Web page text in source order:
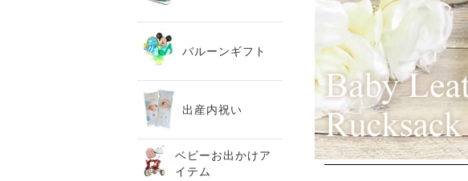
バルーンギフト
出産内祝い
ベビーお出かけア
イテム